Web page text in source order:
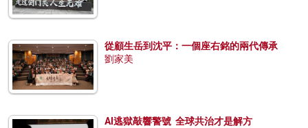
從顧生岳到沈平：一個座右銘的兩代傳承
劉家美
AI逃獄敲響警號 全球共治才是解方